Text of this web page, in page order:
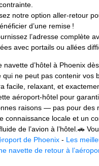
notre option aller‑retour
d’une remise !
l’adresse complète
avec portails ou allées
d’hôtel à Phoenix
ne peut pas contenir vos
facile, relaxant, et
aéroport-hôtel pour
raisons — pas pour des
connaissance locale et un
de l’avion à l’hôtel.🚗
de Phoenix ‑ Les
navette de retour à